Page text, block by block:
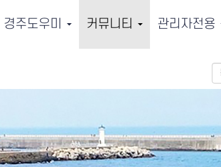
경주도우미 커뮤니티 관리자전용